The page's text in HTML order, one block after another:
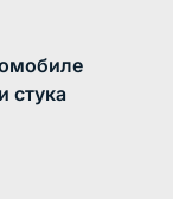
стука